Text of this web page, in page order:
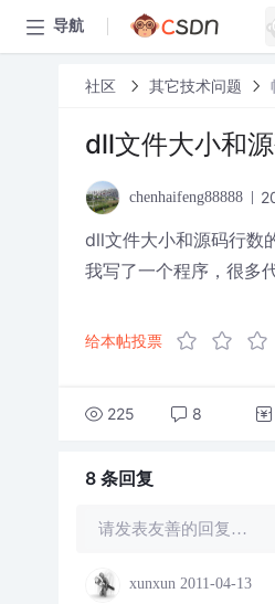
导航
社区 其它技术问题
dll文件大小和
chenhaifeng88888
dll文件大小和源码行数
我写了一个程序，很多
给本帖投票
225 8
8 条回复
请发表友善的回复…
xunxun 2011-04-13